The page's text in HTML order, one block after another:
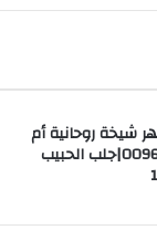
شيخة روحانية أم
يوسف0096171137681|جلب الحبيب